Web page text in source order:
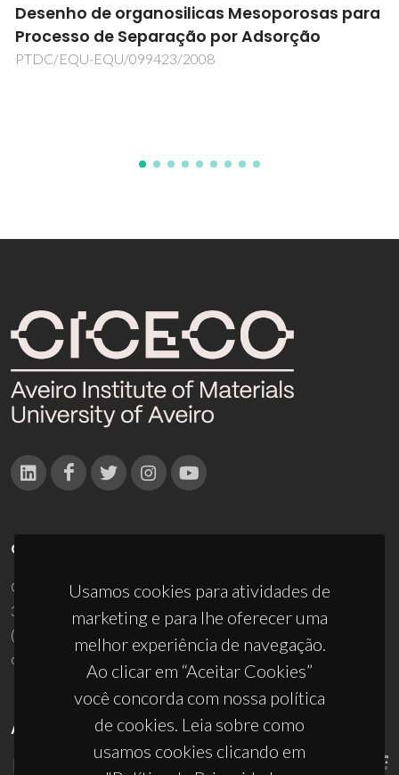
Desenho de organosilicas Mesoporosas para
Processo de Separação por Adsorção
PTDC/EQU-EQU/099423/2008
Usamos cookies para atividades de
marketing e para lhe oferecer uma
melhor experiência de navegação.
Ao clicar em “Aceitar Cookies”
você concorda com nossa política
de cookies. Leia sobre como
usamos cookies clicando em
CONTACTOS
Campus Universitário de Santiago
3810-193 Aveiro - Portugal
(+351) 234 370 200
ciceco@ua.pt
APOIOS